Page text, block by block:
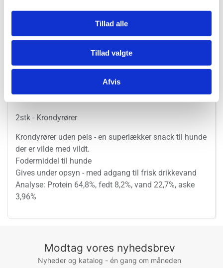
Tillad alle
Tillad valgte
Afvis
2stk - Krondyrører
Krondyrører uden pels - en superlækker snack til hunde
der er vilde med vildt.
Fodermiddel til hunde
Gives under opsyn - med adgang til frisk drikkevand
Analyse: Protein 64,8%, fedt 8,2%, vand 22,7%, aske
3,96%
Modtag vores nyhedsbrev
Nyheder og katalog - én gang om måneden